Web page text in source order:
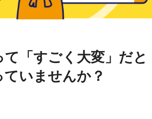
て 「すごく大変」 だと
ていませんか？